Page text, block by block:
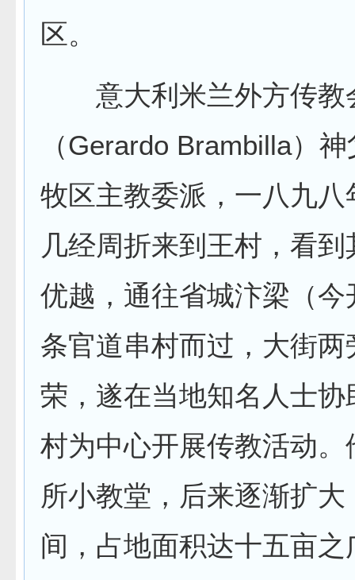
区。
意大利米兰外方传教
（Gerardo Brambilla）
牧区主教委派，一八九八
几经周折来到王村，看
优越，通往省城汴梁（今
条官道串村而过，大街两
荣，遂在当地知名人士协
村为中心开展传教活动。
所小教堂，后来逐渐扩
间，占地面积达十五亩之